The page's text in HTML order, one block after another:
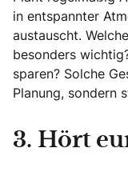
in entspannter
austauscht.
besonders
sparen? Solche
Planung, sondern
3. Hört